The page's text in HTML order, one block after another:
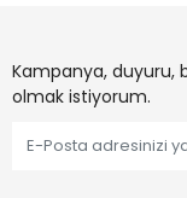
Kampanya, duyuru,
olmak istiyorum.